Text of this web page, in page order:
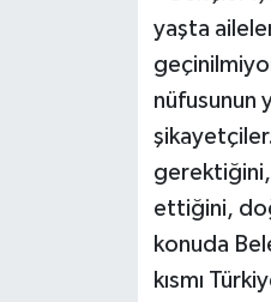
yaşta
nüfusunun
ettiğini,
konuda
kısmı